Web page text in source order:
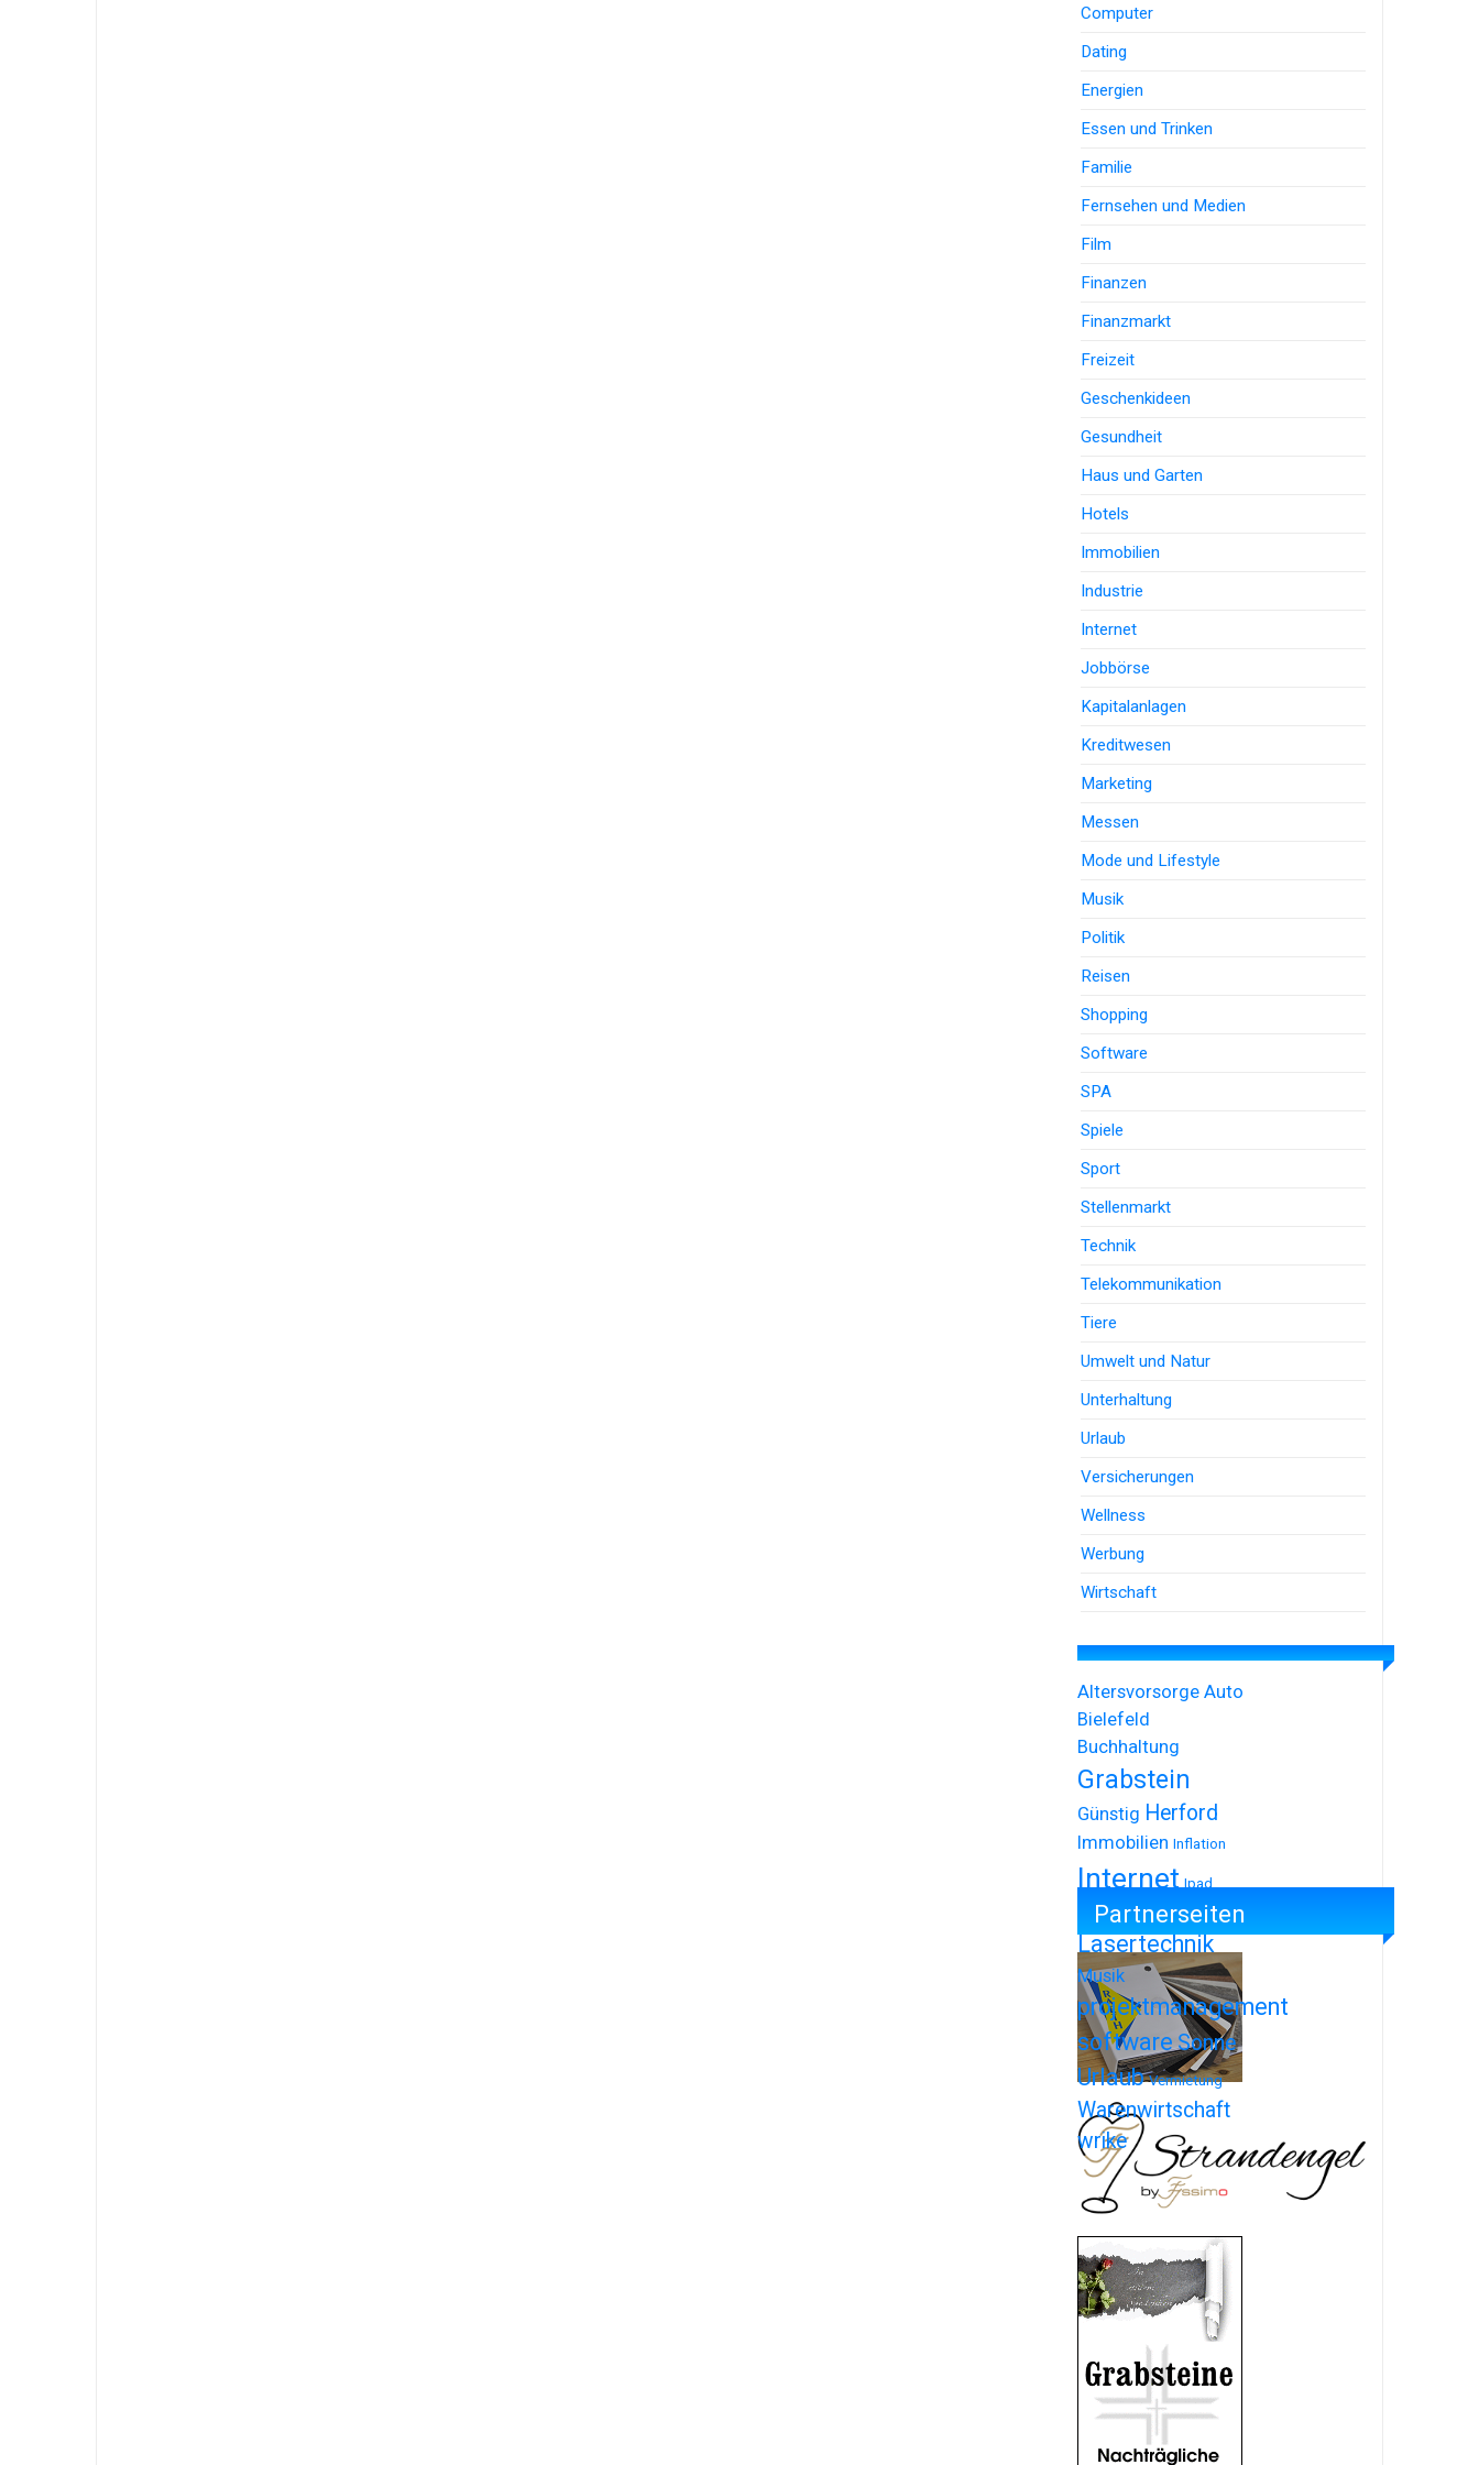
Computer
Dating
Energien
Essen und Trinken
Familie
Fernsehen und Medien
Film
Finanzen
Finanzmarkt
Freizeit
Geschenkideen
Gesundheit
Haus und Garten
Hotels
Immobilien
Industrie
Internet
Jobbörse
Kapitalanlagen
Kreditwesen
Marketing
Messen
Mode und Lifestyle
Musik
Politik
Reisen
Shopping
Software
SPA
Spiele
Sport
Stellenmarkt
Technik
Telekommunikation
Tiere
Umwelt und Natur
Unterhaltung
Urlaub
Versicherungen
Wellness
Werbung
Wirtschaft
Altersvorsorge Auto
Bielefeld
Buchhaltung
Grabstein
Günstig Herford
Immobilien Inflation
Internet Ipad
Iphone
Lasertechnik
Musik
projektmanagement
softwareSonne
Urlaub Vermietung
Warenwirtschaft
wrike
Partnerseiten